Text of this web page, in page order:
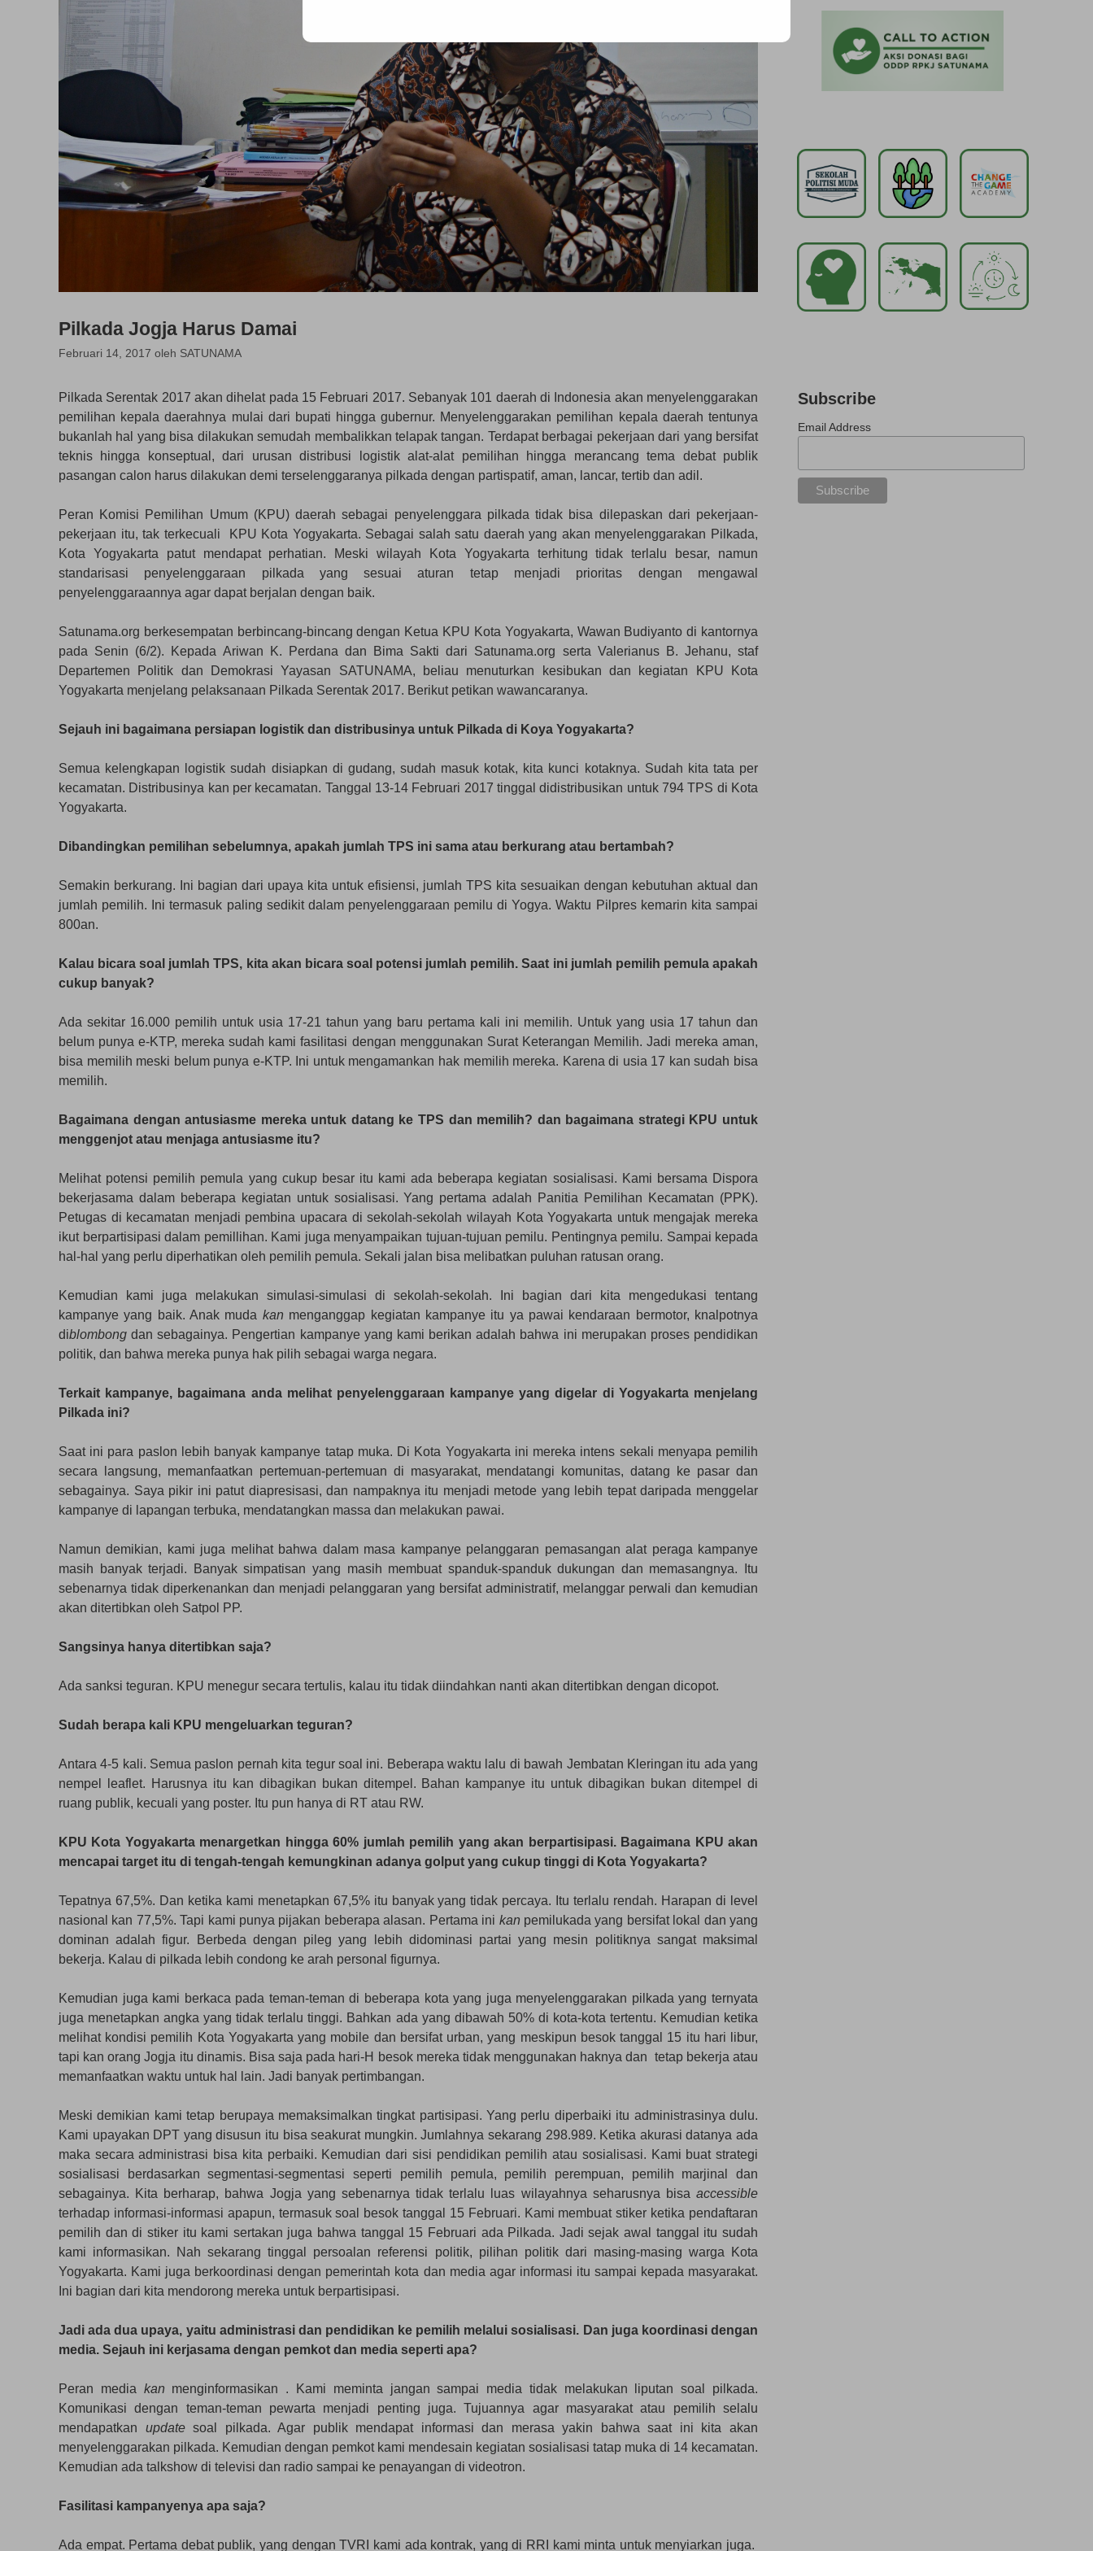
Pilkada Jogja Harus Damai
Februari 14, 2017 oleh SATUNAMA
Pilkada Serentak 2017 akan dihelat pada 15 Februari 2017. Sebanyak 101 daerah di Indonesia akan menyelenggarakan
pemilihan kepala daerahnya mulai dari bupati hingga gubernur. Menyelenggarakan pemilihan kepala daerah tentunya
bukanlah hal yang bisa dilakukan semudah membalikkan telapak tangan. Terdapat berbagai pekerjaan dari yang bersifat
teknis hingga konseptual, dari urusan distribusi logistik alat-alat pemilihan hingga merancang tema debat publik
pasangan calon harus dilakukan demi terselenggaranya pilkada dengan partispatif, aman, lancar, tertib dan adil.
Peran Komisi Pemilihan Umum (KPU) daerah sebagai penyelenggara pilkada tidak bisa dilepaskan dari pekerjaan-
pekerjaan itu, tak terkecuali KPU Kota Yogyakarta. Sebagai salah satu daerah yang akan menyelenggarakan Pilkada,
Kota Yogyakarta patut mendapat perhatian. Meski wilayah Kota Yogyakarta terhitung tidak terlalu besar, namun
standarisasi penyelenggaraan pilkada yang sesuai aturan tetap menjadi prioritas dengan mengawal
penyelenggaraannya agar dapat berjalan dengan baik.
Satunama.org berkesempatan berbincang-bincang dengan Ketua KPU Kota Yogyakarta, Wawan Budiyanto di kantornya
pada Senin (6/2). Kepada Ariwan K. Perdana dan Bima Sakti dari Satunama.org serta Valerianus B. Jehanu, staf
Departemen Politik dan Demokrasi Yayasan SATUNAMA, beliau menuturkan kesibukan dan kegiatan KPU Kota
Yogyakarta menjelang pelaksanaan Pilkada Serentak 2017. Berikut petikan wawancaranya.
Sejauh ini bagaimana persiapan logistik dan distribusinya untuk Pilkada di Koya Yogyakarta?
Semua kelengkapan logistik sudah disiapkan di gudang, sudah masuk kotak, kita kunci kotaknya. Sudah kita tata per
kecamatan. Distribusinya kan per kecamatan. Tanggal 13-14 Februari 2017 tinggal didistribusikan untuk 794 TPS di Kota
Yogyakarta.
Dibandingkan pemilihan sebelumnya, apakah jumlah TPS ini sama atau berkurang atau bertambah?
Semakin berkurang. Ini bagian dari upaya kita untuk efisiensi, jumlah TPS kita sesuaikan dengan kebutuhan aktual dan
jumlah pemilih. Ini termasuk paling sedikit dalam penyelenggaraan pemilu di Yogya. Waktu Pilpres kemarin kita sampai
800an.
Kalau bicara soal jumlah TPS, kita akan bicara soal potensi jumlah pemilih. Saat ini jumlah pemilih pemula apakah
cukup banyak?
Ada sekitar 16.000 pemilih untuk usia 17-21 tahun yang baru pertama kali ini memilih. Untuk yang usia 17 tahun dan
belum punya e-KTP, mereka sudah kami fasilitasi dengan menggunakan Surat Keterangan Memilih. Jadi mereka aman,
bisa memilih meski belum punya e-KTP. Ini untuk mengamankan hak memilih mereka. Karena di usia 17 kan sudah bisa
memilih.
Bagaimana dengan antusiasme mereka untuk datang ke TPS dan memilih? dan bagaimana strategi KPU untuk
menggenjot atau menjaga antusiasme itu?
Melihat potensi pemilih pemula yang cukup besar itu kami ada beberapa kegiatan sosialisasi. Kami bersama Dispora
bekerjasama dalam beberapa kegiatan untuk sosialisasi. Yang pertama adalah Panitia Pemilihan Kecamatan (PPK).
Petugas di kecamatan menjadi pembina upacara di sekolah-sekolah wilayah Kota Yogyakarta untuk mengajak mereka
ikut berpartisipasi dalam pemillihan. Kami juga menyampaikan tujuan-tujuan pemilu. Pentingnya pemilu. Sampai kepada
hal-hal yang perlu diperhatikan oleh pemilih pemula. Sekali jalan bisa melibatkan puluhan ratusan orang.
Kemudian kami juga melakukan simulasi-simulasi di sekolah-sekolah. Ini bagian dari kita mengedukasi tentang
kampanye yang baik. Anak muda kan menganggap kegiatan kampanye itu ya pawai kendaraan bermotor, knalpotnya
diblombong dan sebagainya. Pengertian kampanye yang kami berikan adalah bahwa ini merupakan proses pendidikan
politik, dan bahwa mereka punya hak pilih sebagai warga negara.
Terkait kampanye, bagaimana anda melihat penyelenggaraan kampanye yang digelar di Yogyakarta menjelang
Pilkada ini?
Saat ini para paslon lebih banyak kampanye tatap muka. Di Kota Yogyakarta ini mereka intens sekali menyapa pemilih
secara langsung, memanfaatkan pertemuan-pertemuan di masyarakat, mendatangi komunitas, datang ke pasar dan
sebagainya. Saya pikir ini patut diapresisasi, dan nampaknya itu menjadi metode yang lebih tepat daripada menggelar
kampanye di lapangan terbuka, mendatangkan massa dan melakukan pawai.
Namun demikian, kami juga melihat bahwa dalam masa kampanye pelanggaran pemasangan alat peraga kampanye
masih banyak terjadi. Banyak simpatisan yang masih membuat spanduk-spanduk dukungan dan memasangnya. Itu
sebenarnya tidak diperkenankan dan menjadi pelanggaran yang bersifat administratif, melanggar perwali dan kemudian
akan ditertibkan oleh Satpol PP.
Sangsinya hanya ditertibkan saja?
Ada sanksi teguran. KPU menegur secara tertulis, kalau itu tidak diindahkan nanti akan ditertibkan dengan dicopot.
Sudah berapa kali KPU mengeluarkan teguran?
Antara 4-5 kali. Semua paslon pernah kita tegur soal ini. Beberapa waktu lalu di bawah Jembatan Kleringan itu ada yang
nempel leaflet. Harusnya itu kan dibagikan bukan ditempel. Bahan kampanye itu untuk dibagikan bukan ditempel di
ruang publik, kecuali yang poster. Itu pun hanya di RT atau RW.
KPU Kota Yogyakarta menargetkan hingga 60% jumlah pemilih yang akan berpartisipasi. Bagaimana KPU akan
mencapai target itu di tengah-tengah kemungkinan adanya golput yang cukup tinggi di Kota Yogyakarta?
Tepatnya 67,5%. Dan ketika kami menetapkan 67,5% itu banyak yang tidak percaya. Itu terlalu rendah. Harapan di level
nasional kan 77,5%. Tapi kami punya pijakan beberapa alasan. Pertama ini kan pemilukada yang bersifat lokal dan yang
dominan adalah figur. Berbeda dengan pileg yang lebih didominasi partai yang mesin politiknya sangat maksimal
bekerja. Kalau di pilkada lebih condong ke arah personal figurnya.
Kemudian juga kami berkaca pada teman-teman di beberapa kota yang juga menyelenggarakan pilkada yang ternyata
juga menetapkan angka yang tidak terlalu tinggi. Bahkan ada yang dibawah 50% di kota-kota tertentu. Kemudian ketika
melihat kondisi pemilih Kota Yogyakarta yang mobile dan bersifat urban, yang meskipun besok tanggal 15 itu hari libur,
tapi kan orang Jogja itu dinamis. Bisa saja pada hari-H besok mereka tidak menggunakan haknya dan tetap bekerja atau
memanfaatkan waktu untuk hal lain. Jadi banyak pertimbangan.
Meski demikian kami tetap berupaya memaksimalkan tingkat partisipasi. Yang perlu diperbaiki itu administrasinya dulu.
Kami upayakan DPT yang disusun itu bisa seakurat mungkin. Jumlahnya sekarang 298.989. Ketika akurasi datanya ada
maka secara administrasi bisa kita perbaiki. Kemudian dari sisi pendidikan pemilih atau sosialisasi. Kami buat strategi
sosialisasi berdasarkan segmentasi-segmentasi seperti pemilih pemula, pemilih perempuan, pemilih marjinal dan
sebagainya. Kita berharap, bahwa Jogja yang sebenarnya tidak terlalu luas wilayahnya seharusnya bisa accessible
terhadap informasi-informasi apapun, termasuk soal besok tanggal 15 Februari. Kami membuat stiker ketika pendaftaran
pemilih dan di stiker itu kami sertakan juga bahwa tanggal 15 Februari ada Pilkada. Jadi sejak awal tanggal itu sudah
kami informasikan. Nah sekarang tinggal persoalan referensi politik, pilihan politik dari masing-masing warga Kota
Yogyakarta. Kami juga berkoordinasi dengan pemerintah kota dan media agar informasi itu sampai kepada masyarakat.
Ini bagian dari kita mendorong mereka untuk berpartisipasi.
Jadi ada dua upaya, yaitu administrasi dan pendidikan ke pemilih melalui sosialisasi. Dan juga koordinasi dengan
media. Sejauh ini kerjasama dengan pemkot dan media seperti apa?
Peran media kan menginformasikan . Kami meminta jangan sampai media tidak melakukan liputan soal pilkada.
Komunikasi dengan teman-teman pewarta menjadi penting juga. Tujuannya agar masyarakat atau pemilih selalu
mendapatkan updatesoal pilkada. Agar publik mendapat informasi dan merasa yakin bahwa saat ini kita akan
menyelenggarakan pilkada. Kemudian dengan pemkot kami mendesain kegiatan sosialisasi tatap muka di 14 kecamatan.
Kemudian ada talkshow di televisi dan radio sampai ke penayangan di videotron.
Fasilitasi kampanyenya apa saja?
Ada empat. Pertama debat publik, yang dengan TVRI kami ada kontrak, yang di RRI kami minta untuk menyiarkan juga.
Subscribe
Email Address